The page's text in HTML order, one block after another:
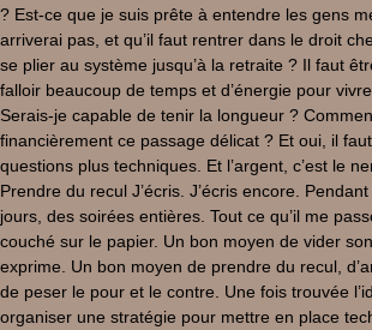
? Est-ce que je suis prête à entendre les gens
arriverai pas, et qu’il faut rentrer dans le droit
se plier au système jusqu’à la retraite ? Il faut
falloir beaucoup de temps et d’énergie pour
Serais-je capable de tenir la longueur ?
financièrement ce passage délicat ? Et oui, il
questions plus techniques. Et l’argent, c’est le
Prendre du recul J’écris. J’écris encore.
jours, des soirées entières. Tout ce qu’il me
couché sur le papier. Un bon moyen de vider
exprime. Un bon moyen de prendre du recul,
de peser le pour et le contre. Une fois trouvée
organiser une stratégie pour mettre en place